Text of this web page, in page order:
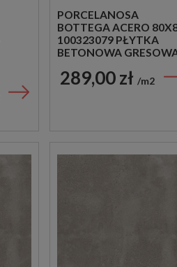
PORCELANOSA
BOTTEGA ACERO
100323079 PŁYTKA
BETONOWA
289,00 zł m2